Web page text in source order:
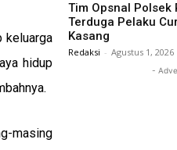
keluarga
hidup
masing
Tim Opsnal Polsek
Terduga Pelaku
Kasang
Redaksi - Agustus 1, 2026
-